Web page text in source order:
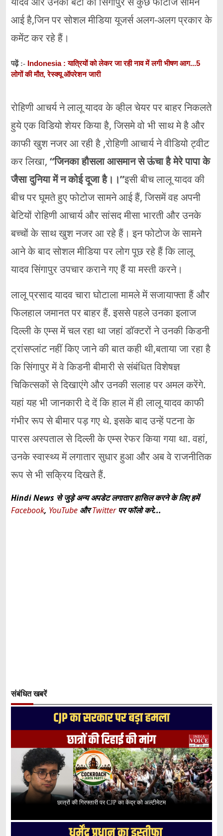
आई है,जिन पर सोशल मीडिया यूजर्स अलग-अलग प्रकार के
कमेंट कर रहे हैं।
पढ़ें :- Indonesia : यात्रियों को लेकर जा रही नाव में लगी भीषण आग...5
लोगों की मौत, रेस्क्यू ऑपरेशन जारी
रोहिणी आचर्य ने लालू यादव के व्हील चेयर पर बाहर निकलते
हुये एक विडियो शेयर किया है, जिसमे वो भी साथ मे है और
काफी खुश नजर आ रही है ,रोहिणी आचार्य ने वीडियो ट्वीट
कर लिखा, “जिनका हौसला आसमान से ऊंचा है मेरे पापा के
जैसा दुनिया में न कोई दूजा है।।”इसी बीच लालू यादव की
बीच पर घूमते हुए फोटोज सामने आई हैं, जिसमें वह अपनी
बेटियों रोहिणी आचार्य और सांसद मीसा भारती और उनके
बच्चों के साथ खुश नजर आ रहे हैं। इन फोटोज के सामने
आने के बाद सोशल मीडिया पर लोग पूछ रहे हैं कि लालू
यादव सिंगापुर उपचार कराने गए हैं या मस्ती करने।
लालू प्रसाद यादव चारा घोटाला मामले में सजायाफ्ता हैं और
फिलहाल जमानत पर बाहर हैं. इससे पहले उनका इलाज
दिल्ली के एम्स में चल रहा था जहां डॉक्टरों ने उनकी किडनी
ट्रांसप्लांट नहीं किए जाने की बात कही थी,बताया जा रहा है
कि सिंगापुर में वे किडनी बीमारी से संबंधित विशेषज्ञ
चिकित्सकों से दिखाएंगे और उनकी सलाह पर अमल करेंगे.
यहां यह भी जानकारी दे दें कि हाल में ही लालू यादव काफी
गंभीर रूप से बीमार पड़ गए थे. इसके बाद उन्हें पटना के
पारस अस्पताल से दिल्ली के एम्स रेफर किया गया था. वहां,
उनके स्वास्थ्य में लगातार सुधार हुआ और अब वे राजनीतिक
रूप से भी सक्रिय दिखते हैं.
Hindi News से जुड़े अन्य अपडेट लगातार हासिल करने के लिए हमें
Facebook, YouTube औरTwitterपर फॉलो करे...
संबंधित खबरें
छात्रों की गिरफ्तारी पर CJP का केंद्र को अल्टीमेटम